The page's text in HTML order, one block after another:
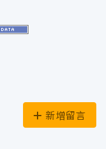
新增留言